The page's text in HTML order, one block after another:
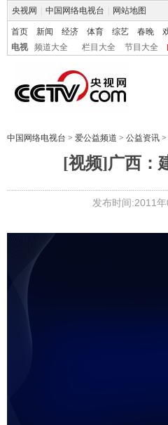
央视网 中国网络电视台 网站地图
首页 新闻 经济 体育 综艺 春晚
电视
频道大全 栏目大全 节目大全
中国网络电视台 > 爱公益频道 > 公益资讯 >
[视频]广西：
发布时间:2011